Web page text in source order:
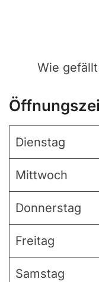
Wie
Dienstag
Mittwoch
Donnerstag
Freitag
Samstag